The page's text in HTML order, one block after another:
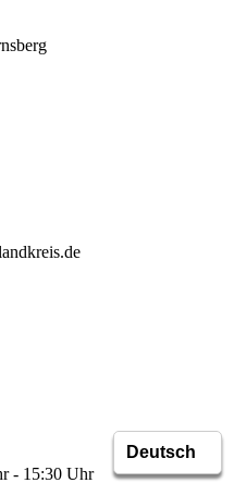
- 15:30 Uhr